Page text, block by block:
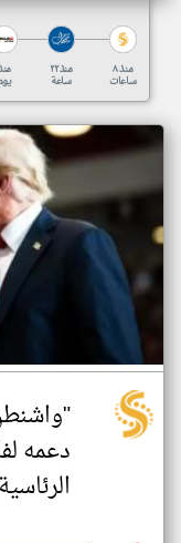
منذ ٢٢
ساعة
منذ ٨
ساعات
الرئاسية